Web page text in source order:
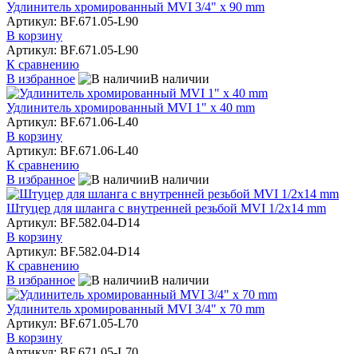
Удлинитель хромированный MVI 3/4" x 90 mm
Артикул: BF.671.05-L90
В корзину
Артикул: BF.671.05-L90
К сравнению
В избранное
В наличии
Удлинитель хромированный MVI 1" x 40 mm
Артикул: BF.671.06-L40
В корзину
Артикул: BF.671.06-L40
К сравнению
В избранное
В наличии
Штуцер для шланга с внутренней резьбой MVI 1/2x14 mm
Артикул: BF.582.04-D14
В корзину
Артикул: BF.582.04-D14
К сравнению
В избранное
В наличии
Удлинитель хромированный MVI 3/4" x 70 mm
Артикул: BF.671.05-L70
В корзину